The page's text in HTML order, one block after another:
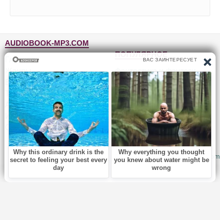
AUDIOBOOK-MP3.COM
Главная
Жанры
Блог
Топ-100
Авторы
Исполнители
Обратная связь
ПОПУЛЯРНОЕ
Фантастика и фэнтези
Детективы, триллеры
Для детей
Роман, проза
Приключения
Юмор, сатира
© 2010-2026Audiobook-mp3.com